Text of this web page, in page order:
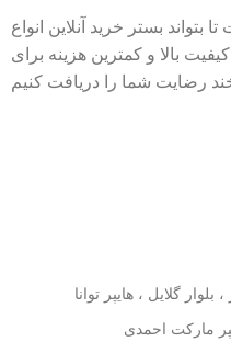
بتواند بستر خرید آنلاین انواع
بالا و کمترین هزینه برای
رضایت شما را دریافت کنیم
گلایل ، هایپر توانا